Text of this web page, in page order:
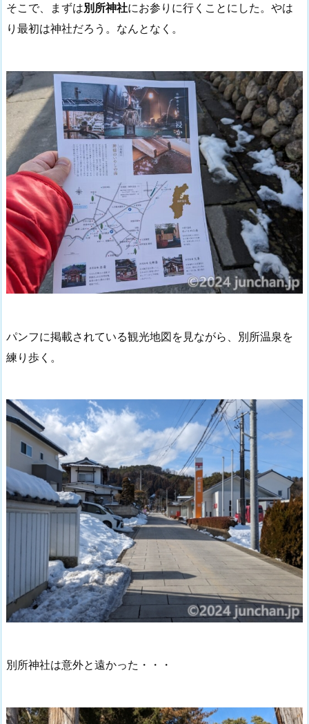
そこで、まずは別所神社にお参りに行くことにした。やは
り最初は神社だろう。なんとなく。
パンフに掲載されている観光地図を見ながら、別所温泉を
練り歩く。
別所神社は意外と遠かった・・・